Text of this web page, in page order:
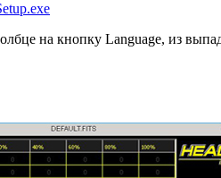
на кнопку Language, из